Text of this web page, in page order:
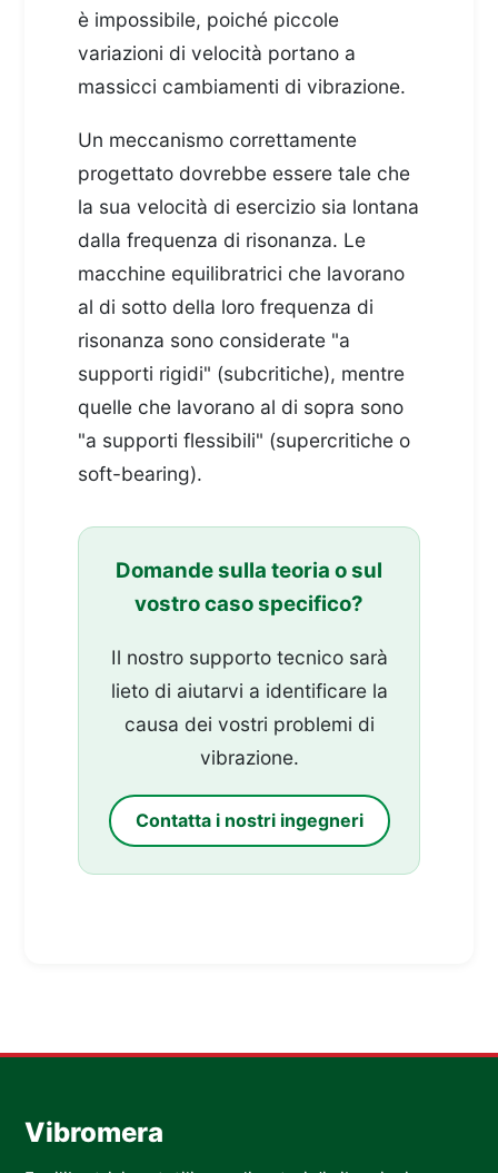
è impossibile, poiché piccole
variazioni di velocità portano a
massicci cambiamenti di vibrazione.
Un meccanismo correttamente
progettato dovrebbe essere tale che
la sua velocità di esercizio sia lontana
dalla frequenza di risonanza. Le
macchine equilibratrici che lavorano
al di sotto della loro frequenza di
risonanza sono considerate "a
supporti rigidi" (subcritiche), mentre
quelle che lavorano al di sopra sono
"a supporti flessibili" (supercritiche o
soft-bearing).
Domande sulla teoria o sul
vostro caso specifico?
Il nostro supporto tecnico sarà
lieto di aiutarvi a identificare la
causa dei vostri problemi di
vibrazione.
Contatta i nostri ingegneri
Vibromera